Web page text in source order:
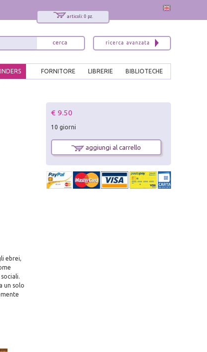
articoli: 0 pz.
BIBLIOTECHE
LIBRERIE
FORNITORE
ebrei,
un solo
€ 9.50
10 giorni
aggiungi al carrello
x
Interessato ai nostri libri?
Sarai informato delle nostre novità, potrai
comunque cancellarti quando desideri.
modulo di iscrizione